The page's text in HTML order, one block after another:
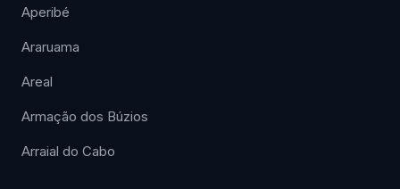
Aperibé
Araruama
Areal
Armação dos Búzios
Arraial do Cabo